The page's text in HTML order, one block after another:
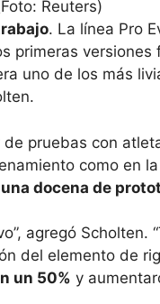
. La línea Pro
primeras
uno de los más
pruebas con
como en
docena de
agregó Scholten.
del elemento de
un 50% y